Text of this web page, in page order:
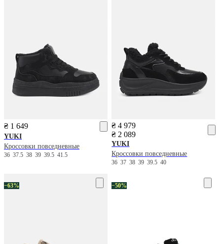
₴ 1 649
YUKI
Кроссовки повседневные
36 37.5 38 39 39.5 41.5
₴ 4 979
₴ 2 089
YUKI
Кроссовки повседневные
3637383939.540
−63% −50%